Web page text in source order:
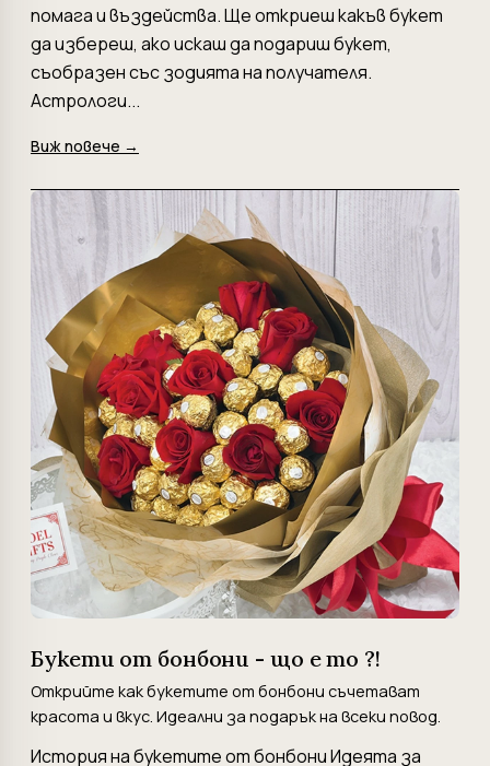
помага и въздейства. Ще откриеш какъв букет
да избереш, ако искаш да подариш букет,
съобразен със зодията на получателя.
Астрологи...
Виж повече →
Букети от бонбони - що е то ?!
Открийте как букетите от бонбони съчетават
красота и вкус. Идеални за подарък на всеки повод.
История на букетите от бонбони Идеята за